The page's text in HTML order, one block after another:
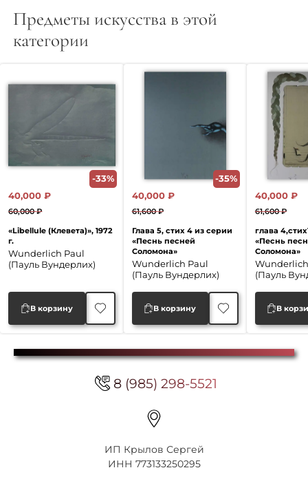
Предметы искусства в этой
категории
-33%
«Libellule (Клевета)», 1972
г.
Wunderlich Paul
(Пауль Вундерлих)
60,000₽
Первоначальная
цена
составляла
60,000 ₽.
40,000₽
Текущая
цена:
40,000 ₽.
В корзину
-35%
Глава 5, стих 4 из серии
«Песнь песней
Соломона»
Wunderlich Paul
(Пауль Вундерлих)
61,600₽
цена
составляла
61,600 ₽.
40,000 ₽
цена:
40,000 ₽.
В корзину
глава
«Песнь
Соломона»
(Пауль
61,600₽
цена
61,600
40,000 ₽
цена:
В
8 (985) 298-5521
ИП Крылов Сергей
ИНН 773133250295